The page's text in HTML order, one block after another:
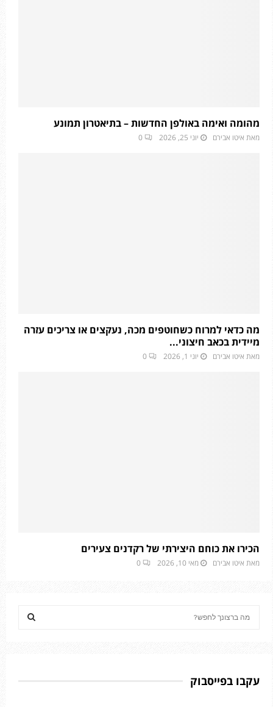
מהומה ואימה באולפן החדשות – בתיאטרון תמונע
מאת איטו אבירם יוני 25, 2026 0
מה כדאי למרוח כשחוטפים מכה, נעקצים או צריכים עזרה
מיידית בכאב חיצוני...
מאת איטו אבירם יוני 1, 2026 0
הכירו את כוחם היצירתי של רקדנים צעירים
מאת איטו אבירם מאי 10, 2026 0
h
f
עקבו בפייסבוק